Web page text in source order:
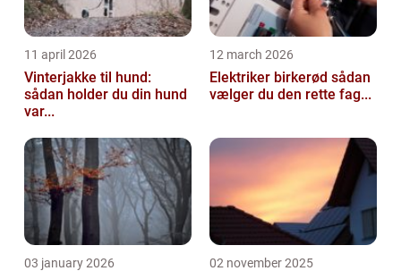
11 april 2026
Vinterjakke til hund:
sådan holder du din hund
var...
12 march 2026
Elektriker birkerød sådan
vælger du den rette fag...
03 january 2026 02 november 2025